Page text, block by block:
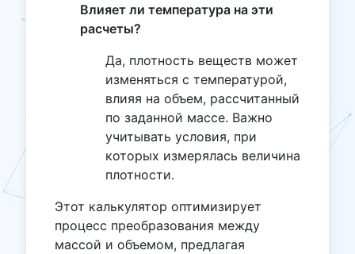
Влияет ли температура на эти
расчеты?
Да, плотность веществ может
изменяться с температурой,
влияя на объем, рассчитанный
по заданной массе. Важно
учитывать условия, при
которых измерялась величина
плотности.
Этот калькулятор оптимизирует
процесс преобразования между
массой и объемом, предлагая